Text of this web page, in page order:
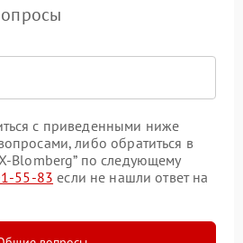
с приведенными ниже
либо обратиться в
Blomberg” по следующему
55-83 если не нашли ответ на